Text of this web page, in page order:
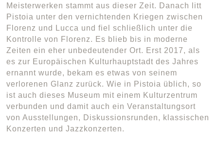
Meisterwerken stammt aus dieser Zeit. Danach litt
Pistoia unter den vernichtenden Kriegen zwischen
Florenz und Lucca und fiel schließlich unter die
Kontrolle von Florenz. Es blieb bis in moderne
Zeiten ein eher unbedeutender Ort. Erst 2017, als
es zur Europäischen Kulturhauptstadt des Jahres
ernannt wurde, bekam es etwas von seinem
verlorenen Glanz zurück. Wie in Pistoia üblich, so
ist auch dieses Museum mit einem Kulturzentrum
verbunden und damit auch ein Veranstaltungsort
von Ausstellungen, Diskussionsrunden, klassischen
Konzerten und Jazzkonzerten.